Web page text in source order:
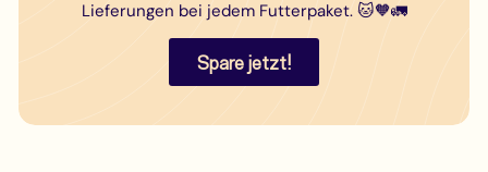
Lieferungen bei jedem Futterpaket. 🐱🧡🚛
Spare jetzt!